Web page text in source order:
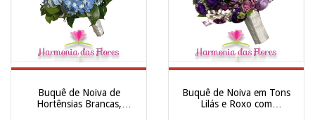
Buquê de Noiva de
Hortênsias Brancas,
Buquê de Noiva em Tons
Lilás e Roxo com